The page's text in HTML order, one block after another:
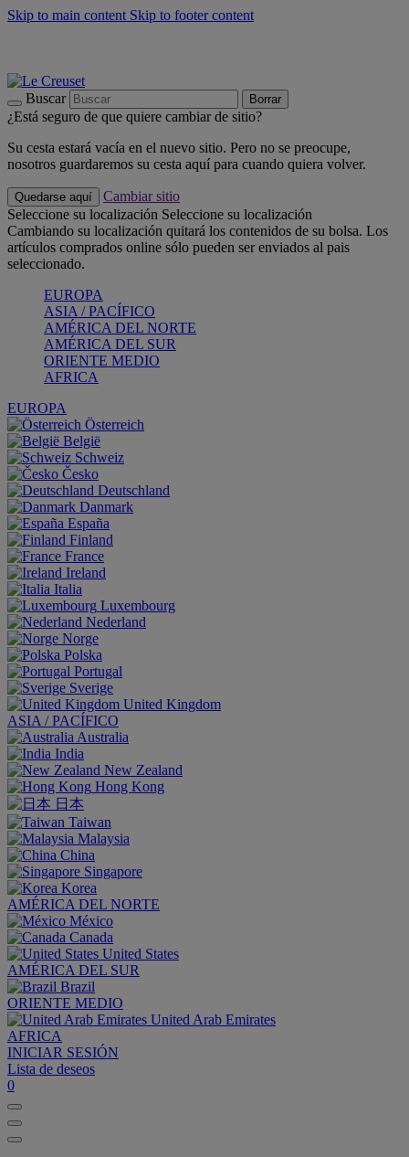
Skip to main content Skip to footer content
Buscar Borrar
¿Está seguro de que quiere cambiar de sitio?
Su cesta estará vacía en el nuevo sitio. Pero no se preocupe,
nosotros guardaremos su cesta aquí para cuando quiera volver.
Quedarse aquí
Cambiar sitio
Seleccione su localización Seleccione su localización
Cambiando su localización quitará los contenidos de su bolsa. Los
artículos comprados online sólo pueden ser enviados al pais
seleccionado.
EUROPA
ASIA / PACÍFICO
AMÉRICA DEL NORTE
AMÉRICA DEL SUR
ORIENTE MEDIO
AFRICA
EUROPA
Österreich
België
Schweiz
Česko
Deutschland
Danmark
España
Finland
France
Ireland
Italia
Luxembourg
Nederland
Norge
Polska
Portugal
Sverige
United Kingdom
ASIA / PACÍFICO
Australia
India
New Zealand
Hong Kong
日本
Taiwan
Malaysia
China
Singapore
Korea
AMÉRICA DEL NORTE
México
Canada
United States
AMÉRICA DEL SUR
Brazil
ORIENTE MEDIO
United Arab Emirates
AFRICA
INICIAR SESIÓN
Lista de deseos
0